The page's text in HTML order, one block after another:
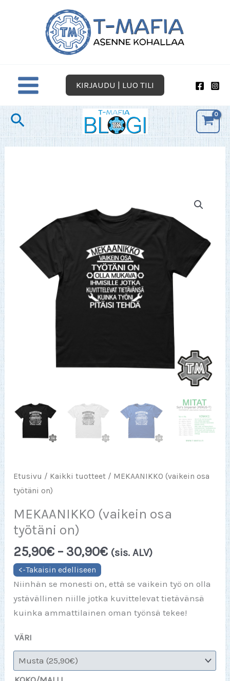
KIRJAUDU | LUO TILI
Hae
Etusivu / Kaikki tuotteet / MEKAANIKKO (vaikein osa
työtäni on)
MEKAANIKKO (vaikein osa
työtäni on)
25,90€ – 30,90€Hintaluokka:
-
30,90€
(sis. ALV)
Niinhän se monesti on, että se vaikein työ on olla
ystävällinen niille jotka kuvittelevat tietävänsä
kuinka ammattilainen oman työnsä tekee!
VÄRI